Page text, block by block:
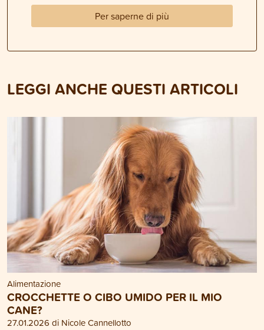
Per saperne di più
LEGGI ANCHE QUESTI ARTICOLI
Alimentazione
CROCCHETTE O CIBO UMIDO PER IL MIO
CANE?
27.01.2026 di Nicole Cannellotto